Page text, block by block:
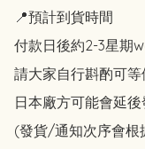
📍預計到貨時間
付款日後約2-3星期
請大家自行斟酌可等
日本廠方可能會延
(發貨/通知次序會根